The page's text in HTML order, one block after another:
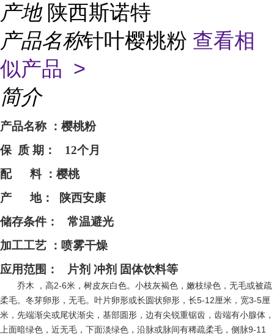
产地 陕西斯诺特
产品名称针叶樱桃粉 查看相
似产品 >
简介
产品名称
：樱桃粉
保 质 期： 12个月
配料 ：樱桃
产 地：
陕西安康
储存条件：
常温避光
加工工艺
：喷雾干燥
应用范围：
片剂 冲剂 固体饮料等
乔木 ，高2-6米，树皮灰白色。小枝灰褐色，嫩枝绿色，无毛或被疏
柔毛。冬芽卵形，无毛。叶片卵形或长圆状卵形，长5-12厘米，宽3-5厘
米，先端渐尖或尾状渐尖，基部圆形，边有尖锐重锯齿，齿端有小腺体，
上面暗绿色，近无毛，下面淡绿色，沿脉或脉间有稀疏柔毛，侧脉9-11